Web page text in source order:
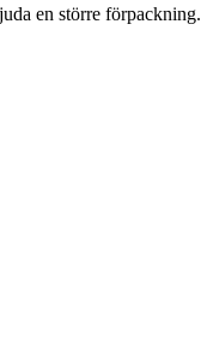
en större förpackning.